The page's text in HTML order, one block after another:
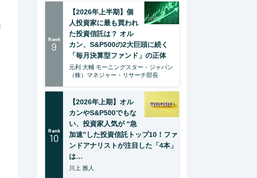
Rank
9
【2026年上半期】個
人投資家に最も買われ
た投資信託は？ オル
カン、S&P500の2大巨頭に続く
「毎月決算型ファンド」の正体
元利 大輔 モーニングスター・ジャパン
（株）マネジャー・リサーチ部長
Rank
10
【2026年上期】オル
カンやS&P500でもな
い、投資家人気が “急
加速”した投資信託トップ10！ファ
ンドアナリストが注目した「4本」
は…
川上 雅人